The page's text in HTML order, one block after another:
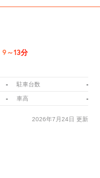
9～13分
- 駐車台数 -
- 車高 -
2026年7月24日 更新